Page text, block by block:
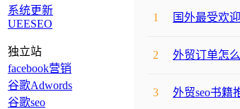
1 国外最受欢迎的
2 外贸订单怎么
3 外贸seo书籍
系统更新
UEESEO
独立站
facebook营销
谷歌Adwords
谷歌seo